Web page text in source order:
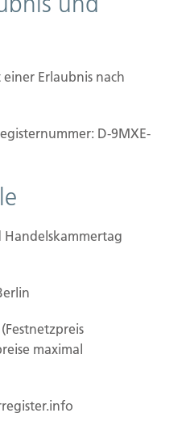
Erlaubnis nach
D-9MXE-
Handelskammertag
maximal